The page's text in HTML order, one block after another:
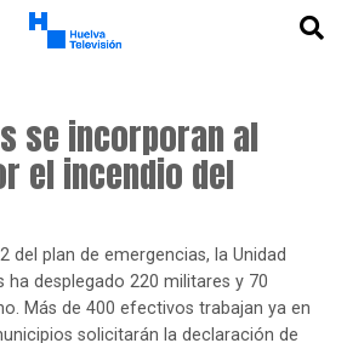
se incorporan al
el incendio del
del plan de emergencias, la Unidad
ha desplegado 220 militares y 70
Más de 400 efectivos trabajan ya en
solicitarán la declaración de